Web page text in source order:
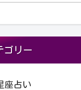
の物語は
大な…
ゴリー
座占い